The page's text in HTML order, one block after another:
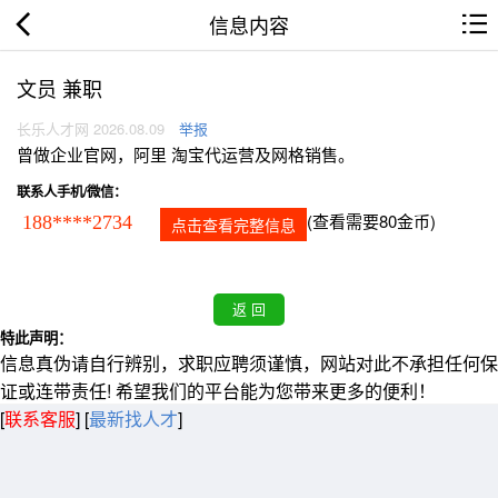
信息内容
文员 兼职
长乐人才网 2026.08.09 举报
曾做企业官网，阿里 淘宝代运营及网格销售。
联系人手机/微信：
188****2734 点击查看完整信息 (查看需要80金币)
特此声明：
信息真伪请自行辨别，求职应聘须谨慎，网站对此不承担任何保
证或连带责任! 希望我们的平台能为您带来更多的便利！
[联系客服] [最新找人才]